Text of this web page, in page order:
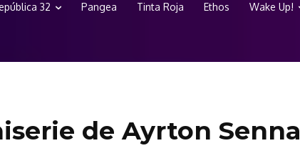
32 Pangea Tinta Roja Ethos Wake Up!
de Ayrton Senna